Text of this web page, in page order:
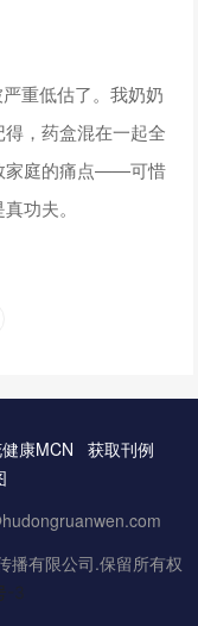
重低估了。我奶奶
，药盒混在一起全
家庭的痛点——可惜
功夫。
康MCN
获取刊例
播有限公司.保留所有权
-3